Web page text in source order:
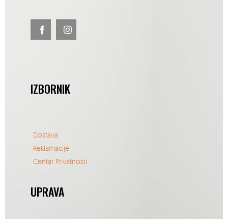
IZBORNIK
Dostava
Reklamacije
Centar Privatnosti
UPRAVA